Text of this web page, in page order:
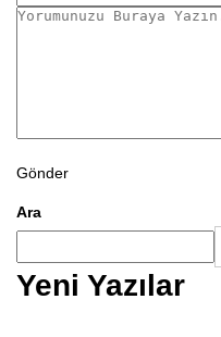
Gönder
Ara
Yeni Yazılar